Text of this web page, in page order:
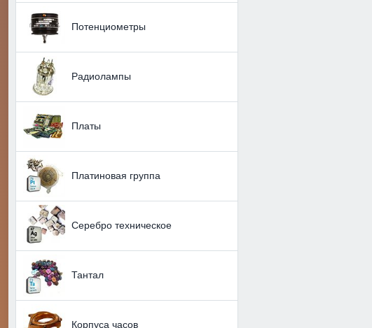
Потенциометры
Радиолампы
Платы
Платиновая группа
Серебро техническое
Тантал
Корпуса часов